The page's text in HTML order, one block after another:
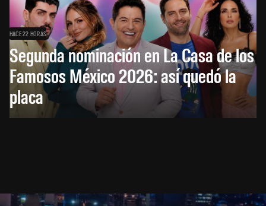
HACE 22 HORAS
Segunda nominación en La Casa de los
Famosos México 2026: así quedó la
placa